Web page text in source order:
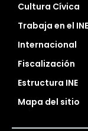
Cultura Cívica
Trabaja en el INE
Internacional
Fiscalización
Estructura INE
Mapa del sitio